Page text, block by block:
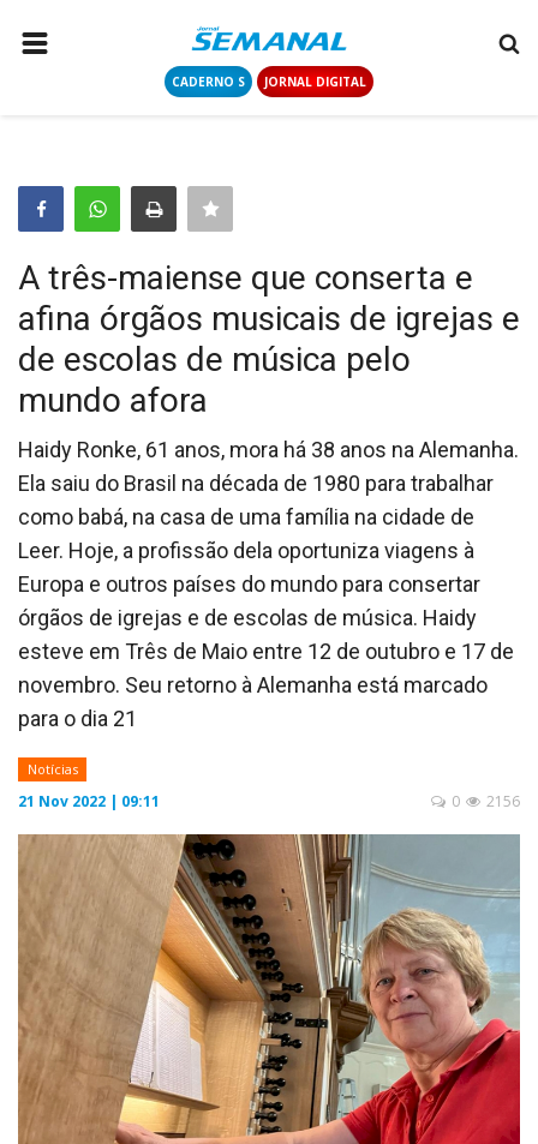
CADERNO S JORNAL DIGITAL
COLUNISTAS
CONTATO
LOGIN
CADASTRAR
CADERNO S
JORNAL DIGITAL
A três-maiense que conserta e
afina órgãos musicais de igrejas e
de escolas de música pelo
mundo afora
Haidy Ronke, 61 anos, mora há 38 anos na Alemanha.
Ela saiu do Brasil na década de 1980 para trabalhar
como babá, na casa de uma família na cidade de
Leer. Hoje, a profissão dela oportuniza viagens à
Europa e outros países do mundo para consertar
órgãos de igrejas e de escolas de música. Haidy
esteve em Três de Maio entre 12 de outubro e 17 de
novembro. Seu retorno à Alemanha está marcado
para o dia 21
Notícias
21 Nov 2022 | 09:11 2156
0